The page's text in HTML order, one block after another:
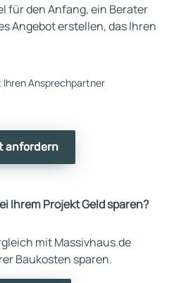
für den Anfang, ein Berater
Angebot erstellen, das Ihren
Ihren Ansprechpartner
anfordern
Ihrem Projekt Geld sparen?
mit Massivhaus.de
Baukosten sparen.